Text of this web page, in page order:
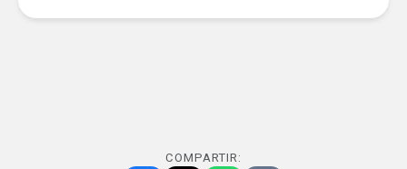
COMPARTIR: